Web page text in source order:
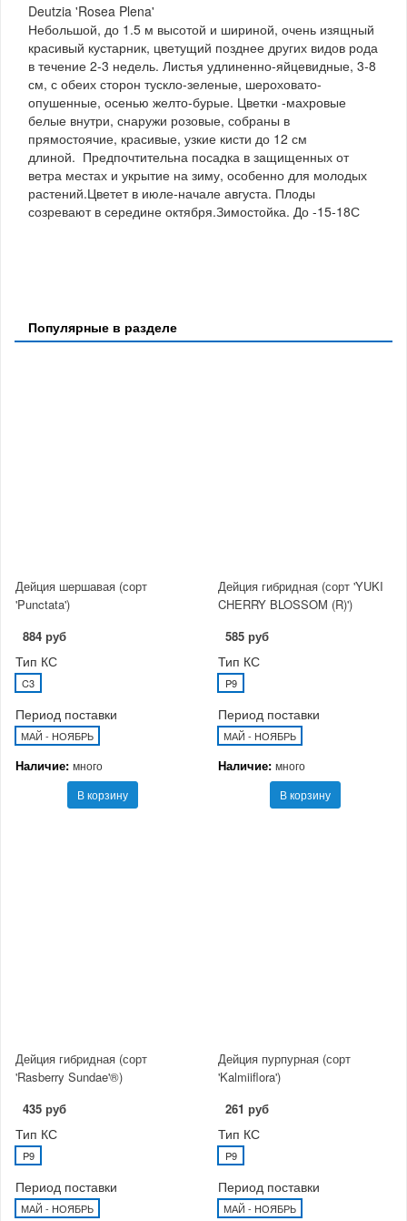
Deutzia 'Rosea Plena'
Небольшой, до 1.5 м высотой и шириной, очень изящный
красивый кустарник, цветущий позднее других видов рода
в течение 2-3 недель. Листья удлиненно-яйцевидные, 3-8
см, с обеих сторон тускло-зеленые, шероховато-
опушенные, осенью желто-бурые. Цветки -махровые
белые внутри, снаружи розовые, собраны в
прямостоячие, красивые, узкие кисти до 12 см
длиной. Предпочтительна посадка в защищенных от
ветра местах и укрытие на зиму, особенно для молодых
растений.Цветет в июле-начале августа. Плоды
созревают в середине октября.Зимостойка. До -15-18С
Популярные в разделе
Дейция шершавая (сорт
'Punctata')
884 руб
Тип КС
C3
Период поставки
МАЙ - НОЯБРЬ
Наличие: много
В корзину
Дейция гибридная (сорт 'YUKI
CHERRY BLOSSOM (R)')
585 руб
Тип КС
P9
Период поставки
МАЙ - НОЯБРЬ
Наличие: много
В корзину
Дейция гибридная (сорт
'Rasberry Sundae'®)
435 руб
Тип КС
P9
Период поставки
МАЙ - НОЯБРЬ
Дейция пурпурная (сорт
'Kalmiiflora')
261 руб
Тип КС
P9
Период поставки
МАЙ - НОЯБРЬ